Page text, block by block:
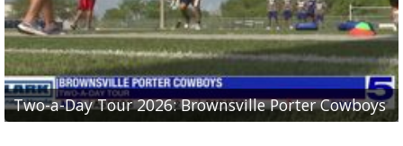
Two-a-Day Tour 2026: Brownsville Porter Cowboys
Two-a-Day Tour 2026: Brownsville Lopez Lobos
Two-a-Day Tour 2026: Mercedes Tigers
Two-a-Day Tour 2026: Progreso Red Ants
Two-a-Day Tour 2026: Donna Redskins